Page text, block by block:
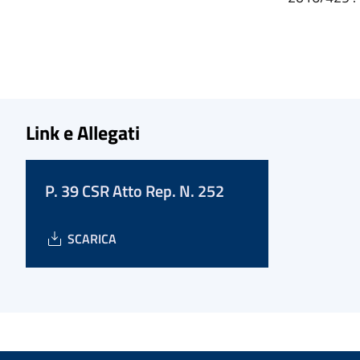
Link e Allegati
P. 39 CSR Atto Rep. N. 252
SCARICA